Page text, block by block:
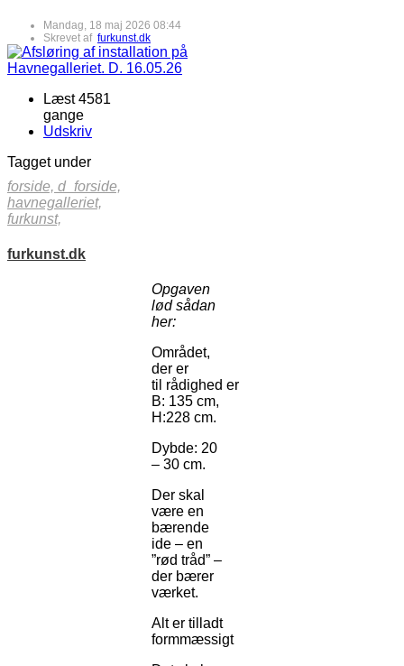
Mandag, 18 maj 2026 08:44
Skrevet af furkunst.dk
Læst 4581
gange
Udskriv
Tagget under
forside, d_forside,
havnegalleriet,
furkunst,
furkunst.dk
Opgaven
lød sådan
her:
Området,
der er
til rådighed er
B: 135 cm,
H:228 cm.
Dybde: 20
– 30 cm.
Der skal
være en
bærende
ide – en
”rød tråd” –
der bærer
værket.
Alt er tilladt
formmæssigt